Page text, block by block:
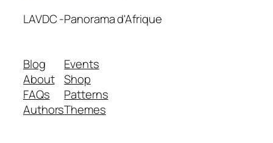
LAVDC -Panorama d'Afrique
Blog
About
FAQs
Authors
Events
Shop
Patterns
Themes